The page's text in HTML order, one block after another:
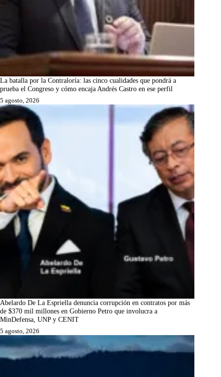
La batalla por la Contraloría: las cinco cualidades que pondrá a
prueba el Congreso y cómo encaja Andrés Castro en ese perfil
5 agosto, 2026
Abelardo De La Espriella denuncia corrupción en contratos por más
de $370 mil millones en Gobierno Petro que involucra a
MinDefensa, UNP y CENIT
5 agosto, 2026